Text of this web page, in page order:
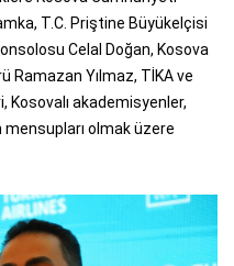
T.C. Priştine Büyükelçisi
Celal Doğan, Kosova
Ramazan Yılmaz, TİKA ve
Kosovalı akademisyenler,
mensupları olmak üzere